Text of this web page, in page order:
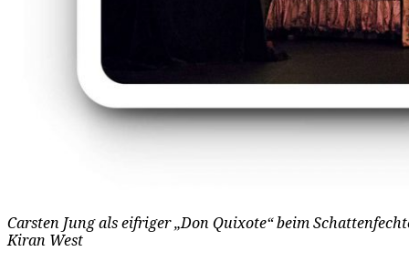
Carsten Jung als eifriger „Don Quixote“ beim
Kiran West